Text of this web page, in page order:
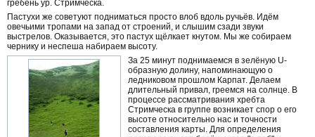
гребень ур. Стримческа.
Пастухи же советуют подниматься просто влоб вдоль ручьёв. Идём
овечьими тропами на запад от строений, и слышим сзади звуки
выстрелов. Оказывается, это пастух щёлкает кнутом. Мы же собираем
чернику и неспеша набираем высоту.
За 25 минут поднимаемся в зелёную U-
образную долину, напоминающую о
ледниковом прошлом Карпат. Делаем
длительный привал, греемся на солнце. В
процессе рассматривания хребта
Стримческа в группе возникает спор о его
высоте относительно нас и точности
составления карты. Для определения